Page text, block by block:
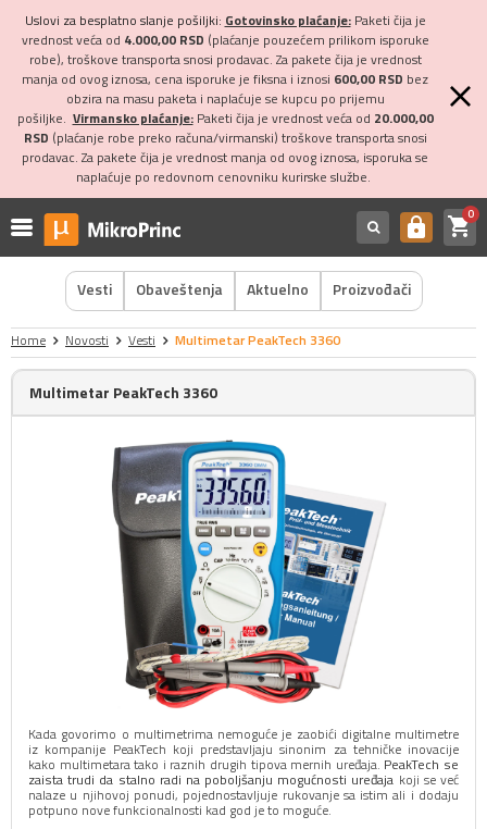
Uslovi za besplatno slanje pošiljki: Gotovinsko plaćanje:Paketi čija je
vrednost veća od 4.000,00 RSD (plaćanje pouzećem prilikom isporuke
robe), troškove transporta snosi prodavac. Za pakete čija je vrednost
manja od ovog iznosa, cena isporuke je fiksna i iznosi 600,00 RSD bez
obzira na masu paketa i naplaćuje se kupcu po prijemu
pošiljke. Virmansko plaćanje:Paketi čija je vrednost veća od 20.000,00
RSD (plaćanje robe preko računa/virmanski) troškove transporta snosi
prodavac. Za pakete čija je vrednost manja od ovog iznosa, isporuka se
naplaćuje po redovnom cenovniku kurirske službe.
https shopping_cart0
Vesti Obaveštenja Aktuelno Proizvođači
Home Novosti Vesti Multimetar PeakTech 3360
Multimetar PeakTech 3360
Kada govorimo o multimetrima nemoguće je zaobići digitalne multimetre
iz kompanije PeakTech koji predstavljaju sinonim za tehničke inovacije
kako multimetara tako i raznih drugih tipova mernih uređaja. PeakTech se
zaista trudi da stalno radi na poboljšanju mogućnosti uređaja koji se već
nalaze u njihovoj ponudi, pojednostavljuje rukovanje sa istim ali i dodaju
potpuno nove funkcionalnosti kad god je to moguće.